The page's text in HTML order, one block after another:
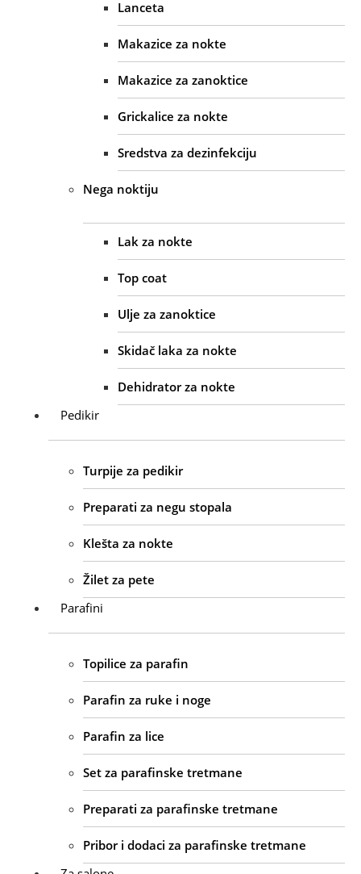
Lanceta
Makazice za nokte
Makazice za zanoktice
Grickalice za nokte
Sredstva za dezinfekciju
Nega noktiju
Lak za nokte
Top coat
Ulje za zanoktice
Skidač laka za nokte
Dehidrator za nokte
Pedikir
Turpije za pedikir
Preparati za negu stopala
Klešta za nokte
Žilet za pete
Parafini
Topilice za parafin
Parafin za ruke i noge
Parafin za lice
Set za parafinske tretmane
Preparati za parafinske tretmane
Pribor i dodaci za parafinske tretmane